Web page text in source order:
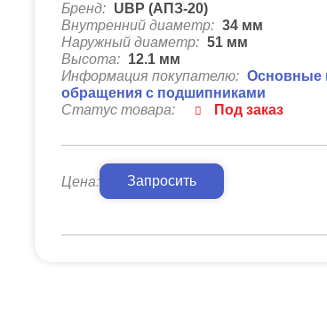
Бренд: UBP (АПЗ-20)
Внутренний диаметр: 34 мм
Наружный диаметр: 51 мм
Высота: 12.1 мм
Информация покупателю: Основные
обращения с подшипниками
Статус товара:
Под заказ
Цена: Запросить